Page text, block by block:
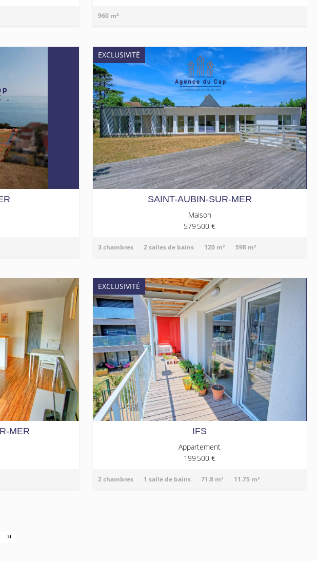
960 m²
SAINT-AUBIN-SUR-MER
Maison
579 500 €
3 chambres 2 salles de bains 120 m² 598 m²
EXCLUSIVITÉ
MER IFS
Appartement
199 500 €
2 chambres 1 salle de bains 71.8 m² 11.75 m²
EXCLUSIVITÉ